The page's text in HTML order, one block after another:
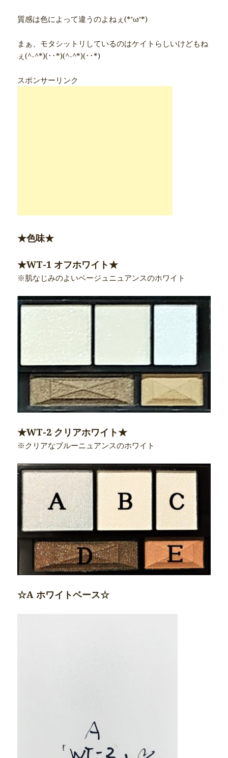
質感は色によって違うのよねぇ(*’ω’*)
まぁ、モタシットリしているのはケイトらしいけどもね
ぇ(^-^*)(･･*)(^-^*)(･･*)
スポンサーリンク
★色味★
★WT-1 オフホワイト★
※肌なじみのよいベージュニュアンスのホワイト
★WT-2 クリアホワイト★
※クリアなブルーニュアンスのホワイト
☆A ホワイトベース☆